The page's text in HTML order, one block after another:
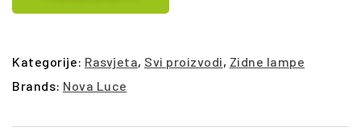
Kategorije: Rasvjeta, Svi proizvodi, Zidne lampe
Brands: Nova Luce